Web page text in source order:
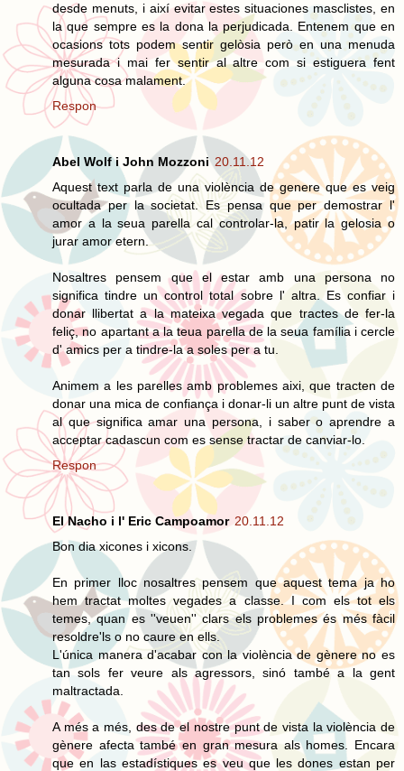
desde menuts, i així evitar estes situaciones masclistes, en
la que sempre es la dona la perjudicada. Entenem que en
ocasions tots podem sentir gelòsia però en una menuda
mesurada i mai fer sentir al altre com si estiguera fent
alguna cosa malament.
Respon
Abel Wolf i John Mozzoni 20.11.12
Aquest text parla de una violència de genere que es veig
ocultada per la societat. Es pensa que per demostrar l'
amor a la seua parella cal controlar-la, patir la gelosia o
jurar amor etern.
Nosaltres pensem que el estar amb una persona no
significa tindre un control total sobre l' altra. Es confiar i
donar llibertat a la mateixa vegada que tractes de fer-la
feliç, no apartant a la teua parella de la seua família i cercle
d' amics per a tindre-la a soles per a tu.
Animem a les parelles amb problemes aixi, que tracten de
donar una mica de confiança i donar-li un altre punt de vista
al que significa amar una persona, i saber o aprendre a
acceptar cadascun com es sense tractar de canviar-lo.
Respon
El Nacho i l' Eric Campoamor 20.11.12
Bon dia xicones i xicons.
En primer lloc nosaltres pensem que aquest tema ja ho
hem tractat moltes vegades a classe. I com els tot els
temes, quan es ''veuen'' clars els problemes és més fàcil
resoldre'ls o no caure en ells.
L'única manera d'acabar con la violència de gènere no es
tan sols fer veure als agressors, sinó també a la gent
maltractada.
A més a més, des de el nostre punt de vista la violència de
gènere afecta també en gran mesura als homes. Encara
que en las estadístiques es veu que les dones estan per